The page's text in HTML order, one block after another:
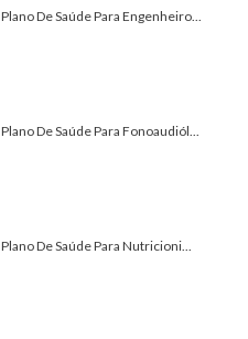
Plano De Saúde Para Engenheiro...
Plano De Saúde Para Fonoaudiól...
Plano De Saúde Para Nutricioni...